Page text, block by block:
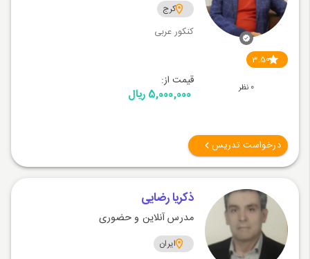
3.50
0 نظر
کرج
کنکور عربی
قیمت از:
5,000,000 ریال
درخواست تدریس
ذکریا رضایی
مدرس آنلاین و حضوری
ایران